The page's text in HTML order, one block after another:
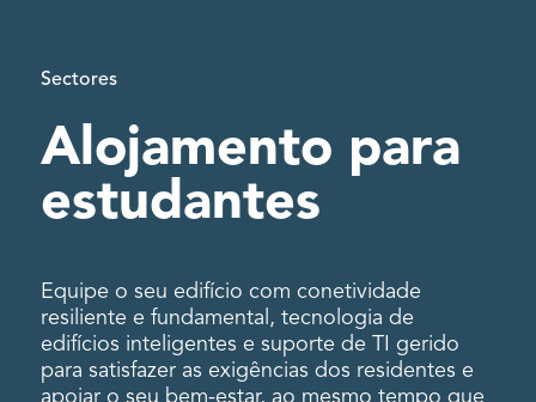
Sectores
Alojamento para
estudantes
Equipe o seu edifício com conetividade
resiliente e fundamental, tecnologia de
edifícios inteligentes e suporte de TI gerido
para satisfazer as exigências dos residentes e
apoiar o seu bem-estar, ao mesmo tempo que